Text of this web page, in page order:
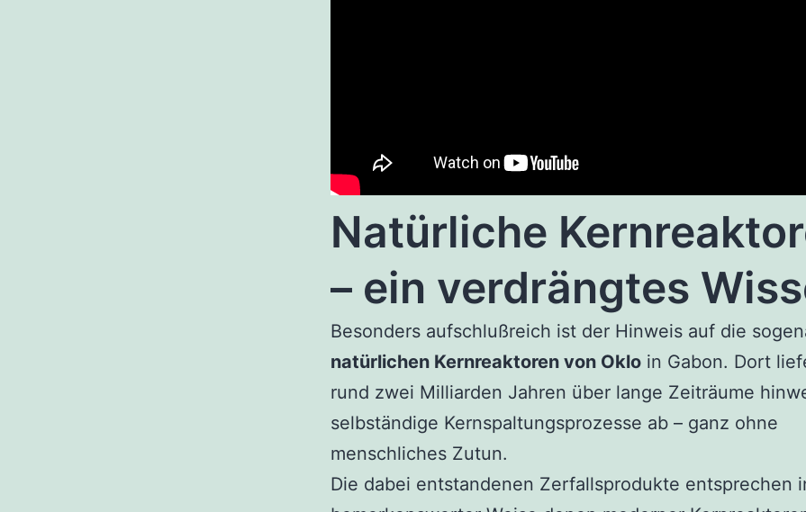
Natürliche
– ein verdrängtes
Besonders aufschlußreich ist der Hinweis auf die
natürlichen Kernreaktoren von Oklo in Gabon. Dort
rund zwei Milliarden Jahren über lange Zeiträume
selbständige Kernspaltungsprozesse ab – ganz ohne
menschliches Zutun.
Die dabei entstandenen Zerfallsprodukte entsprechen